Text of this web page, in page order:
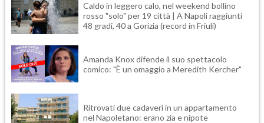
Caldo in leggero calo, nel weekend bollino
rosso "solo" per 19 città | A Napoli raggiunti
48 gradi, 40 a Gorizia (record in Friuli)
Amanda Knox difende il suo spettacolo
comico: "È un omaggio a Meredith Kercher"
Ritrovati due cadaveri in un appartamento
nel Napoletano: erano zia e nipote